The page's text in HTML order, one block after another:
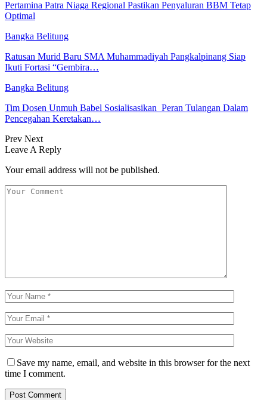
Pertamina Patra Niaga Regional Pastikan Penyaluran BBM Tetap
Optimal
Bangka Belitung
Ratusan Murid Baru SMA Muhammadiyah Pangkalpinang Siap
Ikuti Fortasi “Gembira…
Bangka Belitung
Tim Dosen Unmuh Babel Sosialisasikan Peran Tulangan Dalam
Pencegahan Keretakan…
Prev Next
Leave A Reply
Your email address will not be published.
Save my name, email, and website in this browser for the next
time I comment.